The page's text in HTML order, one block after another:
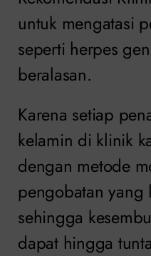
untuk mengatasi
seperti herpes
beralasan.
Karena setiap
kelamin di klinik
dengan metode
pengobatan yang
sehingga
dapat hingga